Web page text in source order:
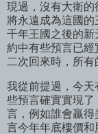
現過，沒有大衛
將永遠成為這國
千年王國之後的
約中有些預言已
二次回來時，所有
我從前提過，今
些預言確實實現
言，例如誰會贏
言今年年底樓價